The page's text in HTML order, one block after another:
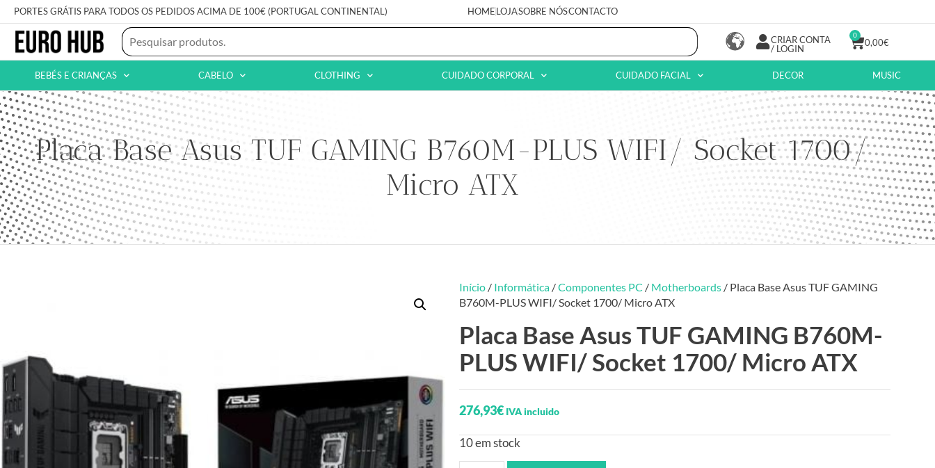
PORTES GRÁTIS PARA TODOS OS PEDIDOS ACIMA DE 100€ (PORTUGAL CONTINENTAL) HOMELOJASOBRE NÓSCONTACTO
CRIAR CONTA
/ LOGIN
0,00€
0
BEBÉS E CRIANÇAS CABELO CLOTHING CUIDADO CORPORAL CUIDADO FACIAL DECOR MUSIC
Placa Base Asus TUF GAMING B760M-PLUS WIFI/ Socket 1700/
Micro ATX
Início / Informática /Componentes PC / Motherboards / Placa Base Asus TUF GAMING
B760M-PLUS WIFI/ Socket 1700/ Micro ATX
Placa Base Asus TUF GAMING B760M-
PLUS WIFI/ Socket 1700/ Micro ATX
276,93€ IVA incluido
10 em stock